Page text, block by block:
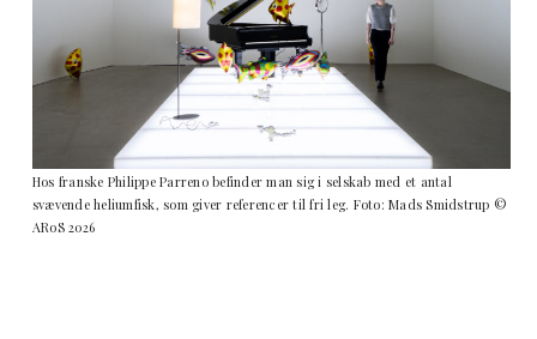
Hos franske Philippe Parreno befinder man sig i selskab med et antal
svævende heliumfisk, som giver referencer til fri leg. Foto: Mads Smidstrup ©
ARoS 2026